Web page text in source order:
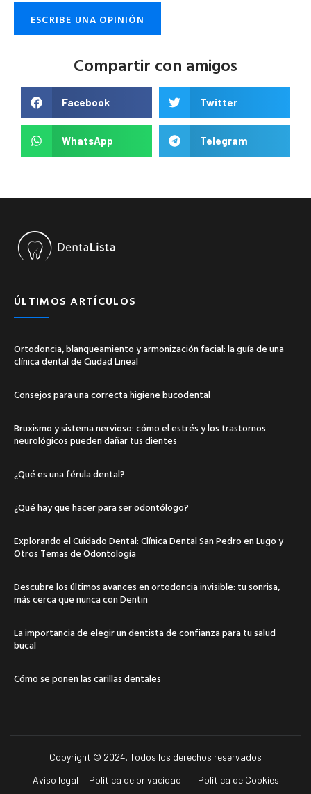
ESCRIBE UNA OPINIÓN
Compartir con amigos
Facebook Twitter
WhatsApp Telegram
ÚLTIMOS ARTÍCULOS
Ortodoncia, blanqueamiento y armonización facial: la guía de una
clínica dental de Ciudad Lineal
Consejos para una correcta higiene bucodental
Bruxismo y sistema nervioso: cómo el estrés y los trastornos
neurológicos pueden dañar tus dientes
¿Qué es una férula dental?
¿Qué hay que hacer para ser odontólogo?
Explorando el Cuidado Dental: Clínica Dental San Pedro en Lugo y
Otros Temas de Odontología
Descubre los últimos avances en ortodoncia invisible: tu sonrisa,
más cerca que nunca con Dentin
La importancia de elegir un dentista de confianza para tu salud
bucal
Cómo se ponen las carillas dentales
Copyright © 2024. Todos los derechos reservados
Aviso legal
Política de privacidad Política de Cookies